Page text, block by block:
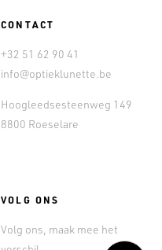
CONTACT
+32 51 62 90 41
info@optieklunette.be
Hoogleedsesteenweg 149
8800 Roeselare
VOLG ONS
Volg ons, maak mee het